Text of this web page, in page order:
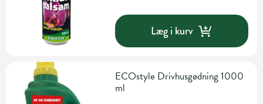
Læg i kurv
ECOstyle Drivhusgødning 1000
ml